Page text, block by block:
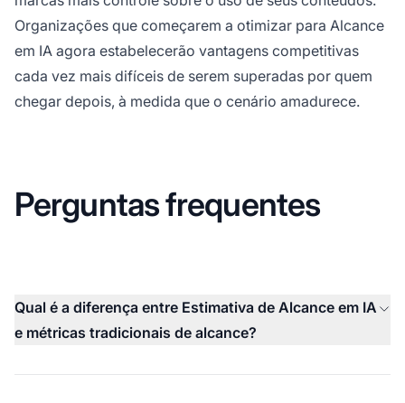
Organizações que começarem a otimizar para Alcance
em IA agora estabelecerão vantagens competitivas
cada vez mais difíceis de serem superadas por quem
chegar depois, à medida que o cenário amadurece.
Perguntas frequentes
Qual é a diferença entre Estimativa de Alcance em IA
e métricas tradicionais de alcance?